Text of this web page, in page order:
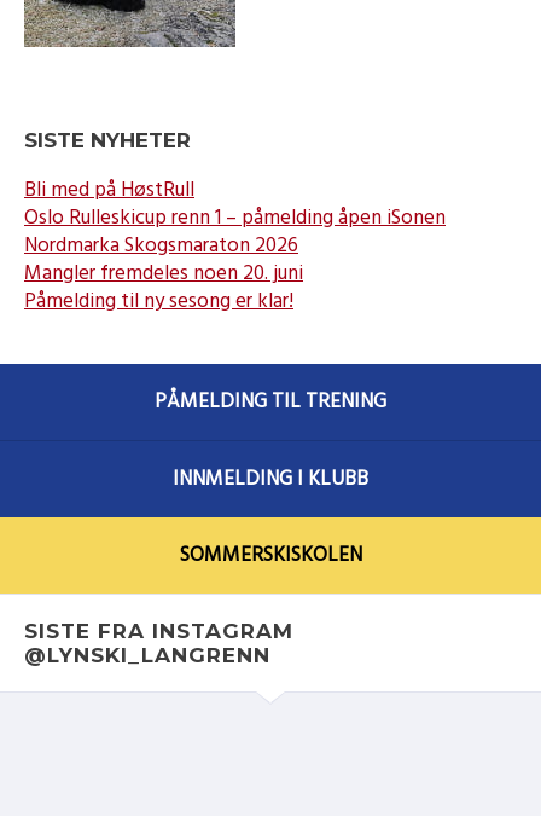
SISTE NYHETER
Bli med på HøstRull
Oslo Rulleskicup renn 1 – påmelding åpen iSonen
Nordmarka Skogsmaraton 2026
Mangler fremdeles noen 20. juni
Påmelding til ny sesong er klar!
PÅMELDING TIL TRENING
INNMELDING I KLUBB
SOMMERSKISKOLEN
SISTE FRA INSTAGRAM
@LYNSKI_LANGRENN